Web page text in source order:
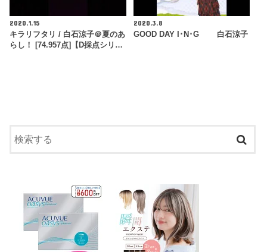
2020.1.15
キラリフタリ / 白石涼子＠夏のあ
らし！ [74.957点]【D採点シリ…
2020.3.8
GOOD DAY I･N･G 白石涼子